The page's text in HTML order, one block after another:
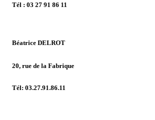
Tél : 03 27 91 86 11
Béatrice DELROT
20, rue de la Fabrique
Tél: 03.27.91.86.11